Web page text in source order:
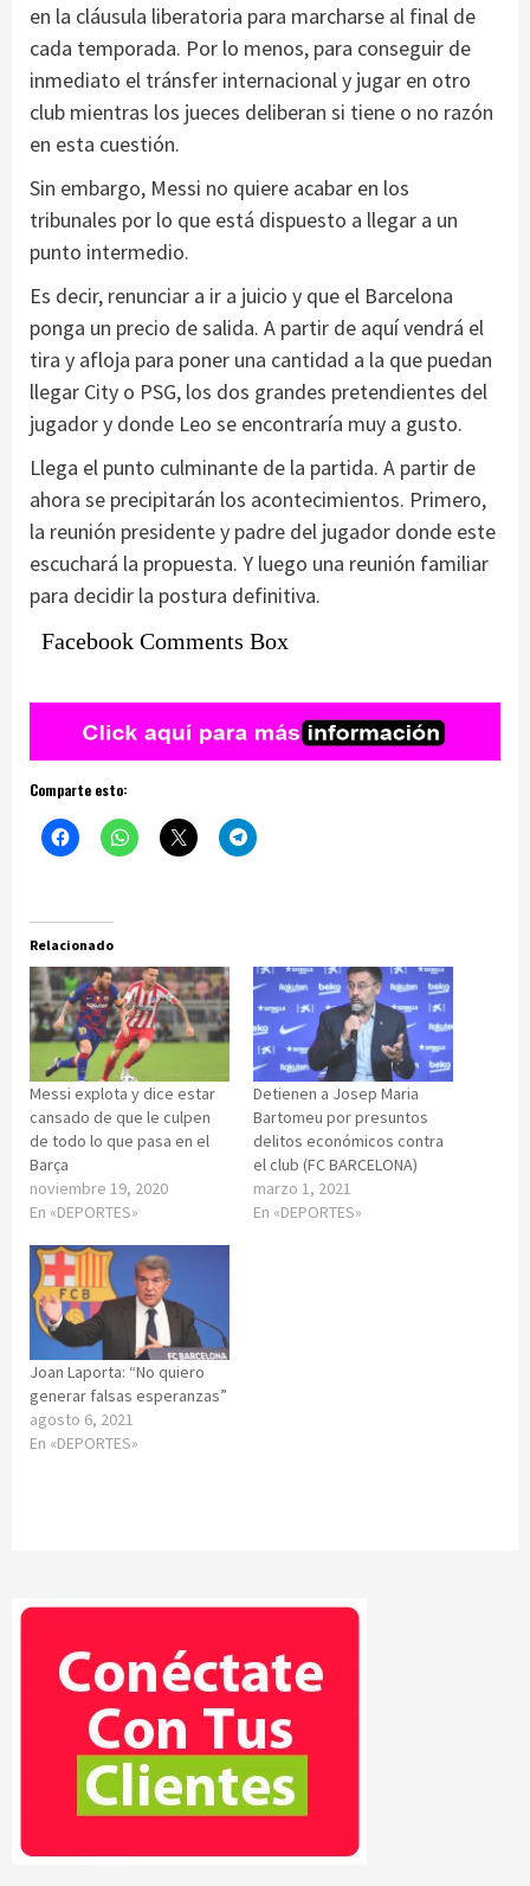
en la cláusula liberatoria para marcharse al final de
cada temporada. Por lo menos, para conseguir de
inmediato el tránsfer internacional y jugar en otro
club mientras los jueces deliberan si tiene o no razón
en esta cuestión.
Sin embargo, Messi no quiere acabar en los
tribunales por lo que está dispuesto a llegar a un
punto intermedio.
Es decir, renunciar a ir a juicio y que el Barcelona
ponga un precio de salida. A partir de aquí vendrá el
tira y afloja para poner una cantidad a la que puedan
llegar City o PSG, los dos grandes pretendientes del
jugador y donde Leo se encontraría muy a gusto.
Llega el punto culminante de la partida. A partir de
ahora se precipitarán los acontecimientos. Primero,
la reunión presidente y padre del jugador donde este
escuchará la propuesta. Y luego una reunión familiar
para decidir la postura definitiva.
Facebook Comments Box
Comparte esto:
Relacionado
Messi explota y dice estar
cansado de que le culpen
de todo lo que pasa en el
Barça
noviembre 19, 2020
En «DEPORTES»
Detienen a Josep Maria
Bartomeu por presuntos
delitos económicos contra
el club (FC BARCELONA)
marzo 1, 2021
En «DEPORTES»
Joan Laporta: “No quiero
generar falsas esperanzas”
agosto 6, 2021
En «DEPORTES»